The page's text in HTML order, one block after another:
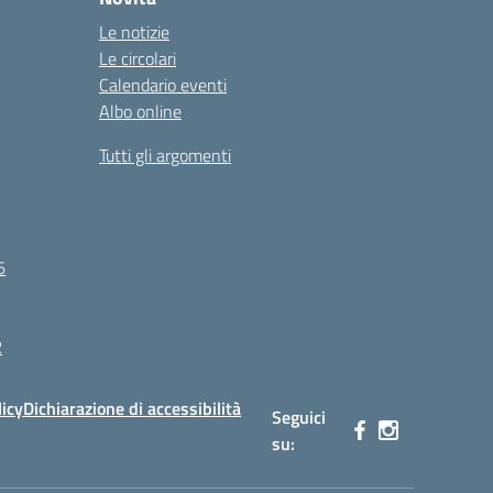
Le notizie
Le circolari
Calendario eventi
Albo online
Tutti gli argomenti
Dichiarazione di accessibilità
Seguici
su: